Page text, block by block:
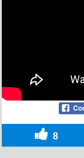
8